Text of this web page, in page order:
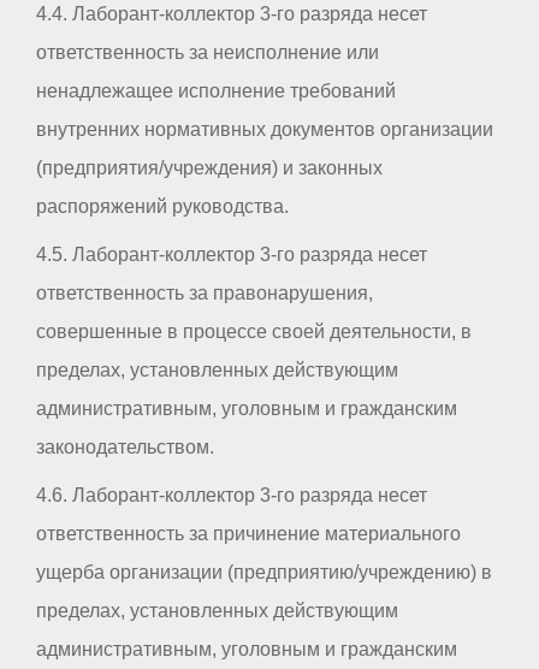
4.4. Лаборант-коллектор 3-го разряда несет
ответственность за неисполнение или
ненадлежащее исполнение требований
внутренних нормативных документов организации
(предприятия/учреждения) и законных
распоряжений руководства.
4.5. Лаборант-коллектор 3-го разряда несет
ответственность за правонарушения,
совершенные в процессе своей деятельности, в
пределах, установленных действующим
административным, уголовным и гражданским
законодательством.
4.6. Лаборант-коллектор 3-го разряда несет
ответственность за причинение материального
ущерба организации (предприятию/учреждению) в
пределах, установленных действующим
административным, уголовным и гражданским